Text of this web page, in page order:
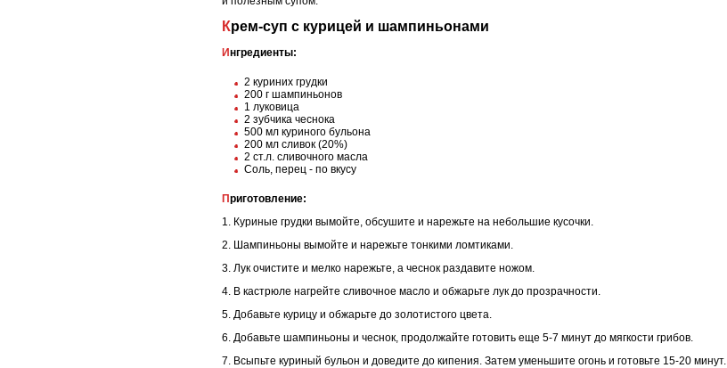
Крем-суп с курицей и шампиньонами
Ингредиенты:
2 куриних грудки
200 г шампиньонов
1 луковица
2 зубчика чеснока
500 мл куриного бульона
200 мл сливок (20%)
2 ст.л. сливочного масла
Соль, перец - по вкусу
Приготовление:
1. Куриные грудки вымойте, обсушите и нарежьте на небольшие кусочки.
2. Шампиньоны вымойте и нарежьте тонкими ломтиками.
3. Лук очистите и мелко нарежьте, а чеснок раздавите ножом.
4. В кастрюле нагрейте сливочное масло и обжарьте лук до прозрачности.
5. Добавьте курицу и обжарьте до золотистого цвета.
6. Добавьте шампиньоны и чеснок, продолжайте готовить еще 5-7 минут до мягкости грибов.
7. Всыпьте куриный бульон и доведите до кипения. Затем уменьшите огонь и готовьте 15-20 минут.